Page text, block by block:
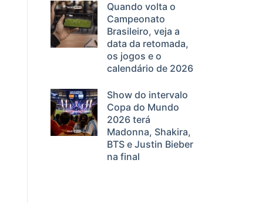
Quando volta o
Campeonato
Brasileiro, veja a
data da retomada,
os jogos e o
calendário de 2026
Show do intervalo
Copa do Mundo
2026 terá
Madonna, Shakira,
BTS e Justin Bieber
na final